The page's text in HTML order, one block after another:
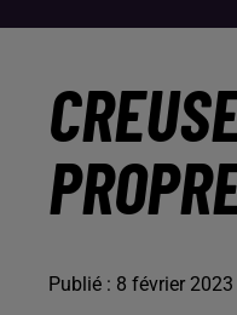
Publié : 8 février